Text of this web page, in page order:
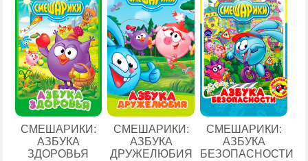
СМЕШАРИКИ:
АЗБУКА
ЗДОРОВЬЯ
СМЕШАРИКИ:
АЗБУКА
ДРУЖЕЛЮБИЯ
СМЕШАРИКИ:
АЗБУКА
БЕЗОПАСНОСТИ